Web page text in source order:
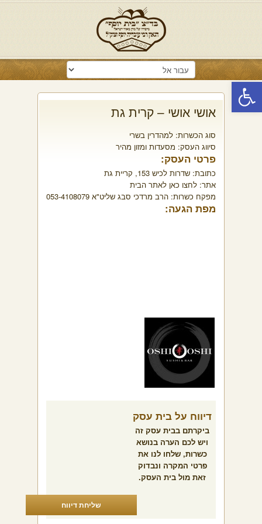
פתח סרגל נגישות
אושי אושי – קרית גת
סוג הכשרות: למהדרין בשרי
סיווג העסק: מסעדות ומזון מהיר
פרטי העסק:
כתובת: שדרות לכיש 153, קריית גת
אתר: לחצו כאן לאתר הבית
מפקח כשרות: הרב מרדכי סבג שליט"א 053-4108079
מפת הגעה:
דיווח על בית עסק
ביקרתם בבית עסק זה
ויש לכם הערה בנושא
כשרות, שלחו לנו את
פרטי המקרה ונבדוק
זאת מול בית העסק.
שליחת דיווח